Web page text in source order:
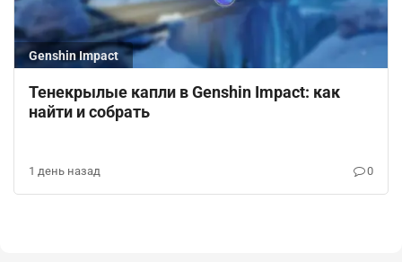
Genshin Impact
Тенекрылые капли в Genshin Impact: как
найти и собрать
1 день назад 0